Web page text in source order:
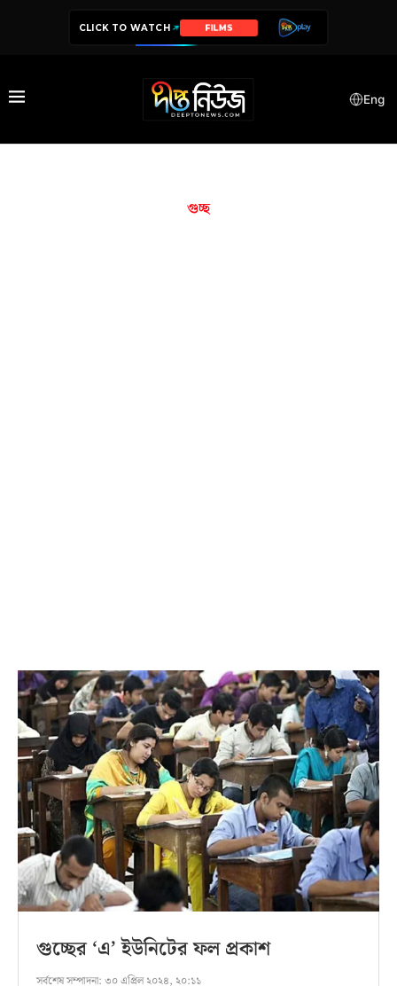
CLICK TO WATCH FILMS
Eng
গুচ্ছ
গুচ্ছের ‘এ’ ইউনিটের ফল প্রকাশ
সর্বশেষ সম্পাদনা: ৩০ এপ্রিল ২০২৪, ২০:১১